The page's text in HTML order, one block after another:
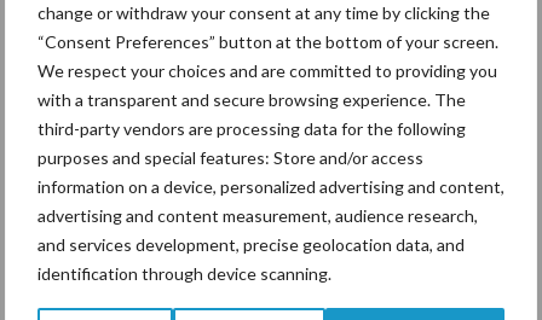
change or withdraw your consent at any time by clicking the
“Consent Preferences” button at the bottom of your screen.
We respect your choices and are committed to providing you
with a transparent and secure browsing experience. The
third-party vendors are processing data for the following
purposes and special features: Store and/or access
information on a device, personalized advertising and content,
advertising and content measurement, audience research,
and services development, precise geolocation data, and
identification through device scanning.
De leden-melkveehouders leverden in de eerste helft van 2023
4,8 miljard kilogram melk aan de productielocaties van
FrieslandCampina. Dit was 0,5 procent meer dan in dezelfde
periode vorig jaar.
Melkprijs
(genoemde bedragen zijn exclusief btw)
FrieslandCampina betaalde zijn leden-melkveehouders in de